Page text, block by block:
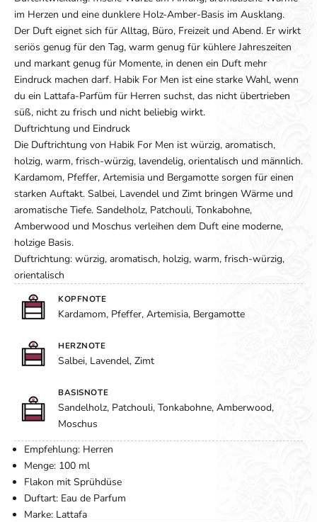
im Herzen und eine dunklere Holz-Amber-Basis im Ausklang.
Der Duft eignet sich für Alltag, Büro, Freizeit und Abend. Er wirkt
seriös genug für den Tag, warm genug für kühlere Jahreszeiten
und markant genug für Momente, in denen ein Duft mehr
Eindruck machen darf. Habik For Men ist eine starke Wahl, wenn
du ein Lattafa-Parfüm für Herren suchst, das nicht übertrieben
süß, nicht zu frisch und nicht beliebig wirkt.
Duftrichtung und Eindruck
Die Duftrichtung von Habik For Men ist würzig, aromatisch,
holzig, warm, frisch-würzig, lavendelig, orientalisch und männlich.
Kardamom, Pfeffer, Artemisia und Bergamotte sorgen für einen
starken Auftakt. Salbei, Lavendel und Zimt bringen Wärme und
aromatische Tiefe. Sandelholz, Patchouli, Tonkabohne,
Amberwood und Moschus verleihen dem Duft eine moderne,
holzige Basis.
Duftrichtung: würzig, aromatisch, holzig, warm, frisch-würzig,
orientalisch
KOPFNOTE
Kardamom, Pfeffer, Artemisia, Bergamotte
HERZNOTE
Salbei, Lavendel, Zimt
BASISNOTE
Sandelholz, Patchouli, Tonkabohne, Amberwood,
Moschus
Empfehlung: Herren
Menge: 100 ml
Flakon mit Sprühdüse
Duftart: Eau de Parfum
Marke: Lattafa